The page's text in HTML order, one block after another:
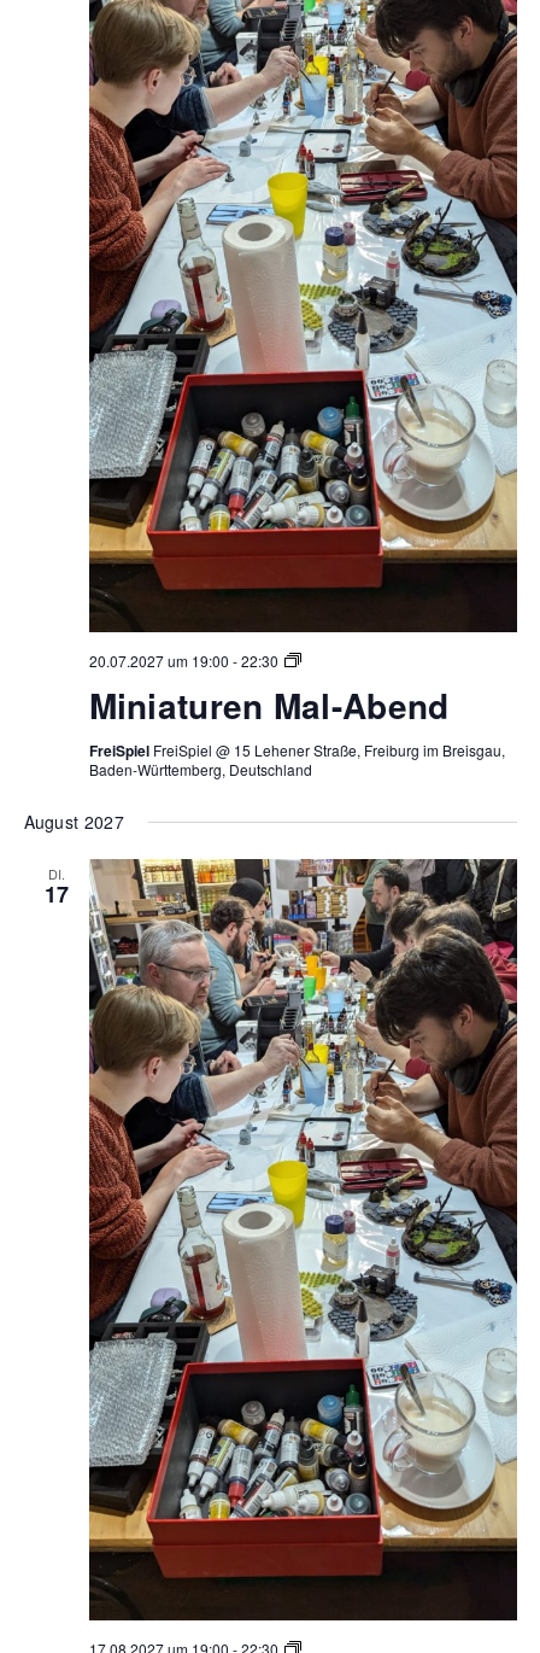
20.07.2027 um 19:00 -22:30
Miniaturen
Abend
Miniaturen Mal-Abend
FreiSpiel FreiSpiel @ 15 Lehener Straße, Freiburg im Breisgau,
Baden-Württemberg, Deutschland
August 2027
DI.
17
Miniaturen